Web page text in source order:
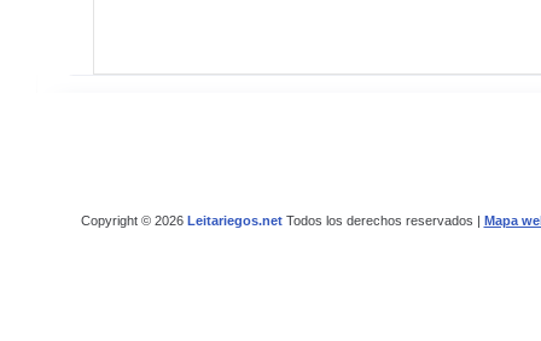
Copyright © 2026 Leitariegos.netTodos los derechos reservados | Mapa